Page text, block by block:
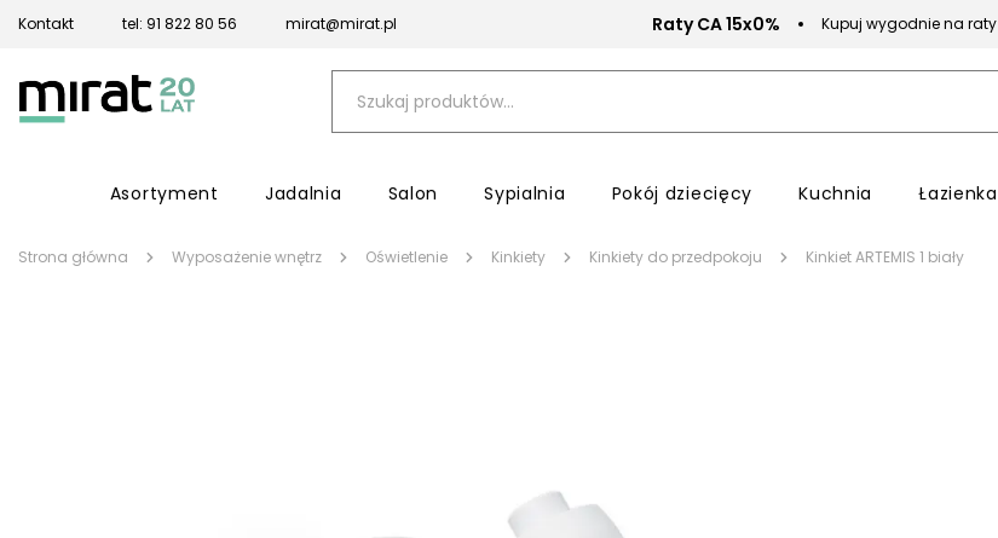
Kontakt tel: 91 822 80 56 mirat@mirat.pl Raty CA 15x0% Kupuj wygodnie na raty
Asortyment Jadalnia Salon Sypialnia Pokój dziecięcy Kuchnia Łazienka
Strona główna Wyposażenie wnętrz Oświetlenie Kinkiety Kinkiety do przedpokoju Kinkiet ARTEMIS 1 biały